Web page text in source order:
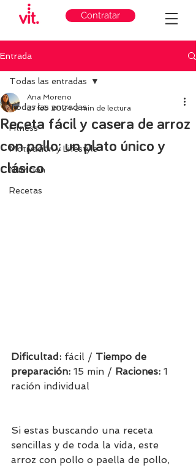
Contratar
Entrada
Todas las entradas
Fitness
Motivación y Lifestyle
Nutricion
Recetas
Todas las entradas
Receta fácil y casera de arroz
con pollo: un plato único y
clásico
Ana Moreno
27 feb 2024 2 min de lectura
Dificultad: fácil / Tiempo de
preparación: 15 min / Raciones: 1
ración individual
Si estas buscando una receta
sencillas y de toda la vida, este
arroz con pollo o paella de pollo,